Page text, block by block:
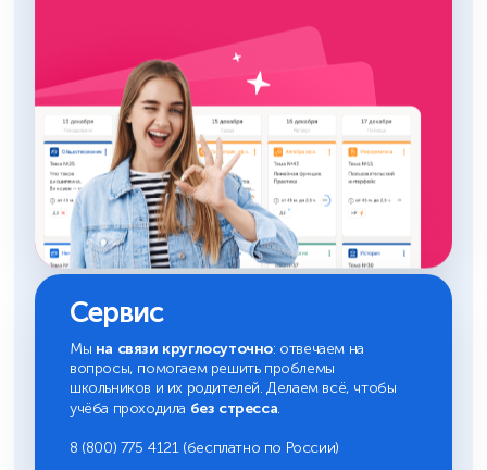
Сервис
Мы на связи круглосуточно: отвечаем на
вопросы, помогаем решить проблемы
школьников и их родителей. Делаем всё, чтобы
учёба проходила без стресса.
8 (800) 775 4121 (бесплатно по России)